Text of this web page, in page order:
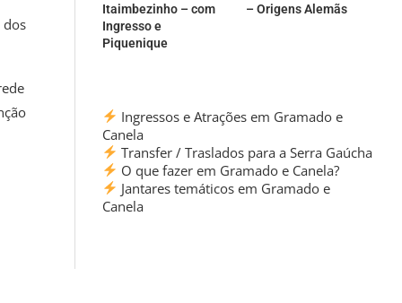
dos
Itaimbezinho – com
Ingresso e
Piquenique
– Origens Alemãs
Ingressos e Atrações em Gramado e
Canela
Transfer / Traslados para a Serra Gaúcha
O que fazer em Gramado e Canela?
Jantares temáticos em Gramado e
Canela